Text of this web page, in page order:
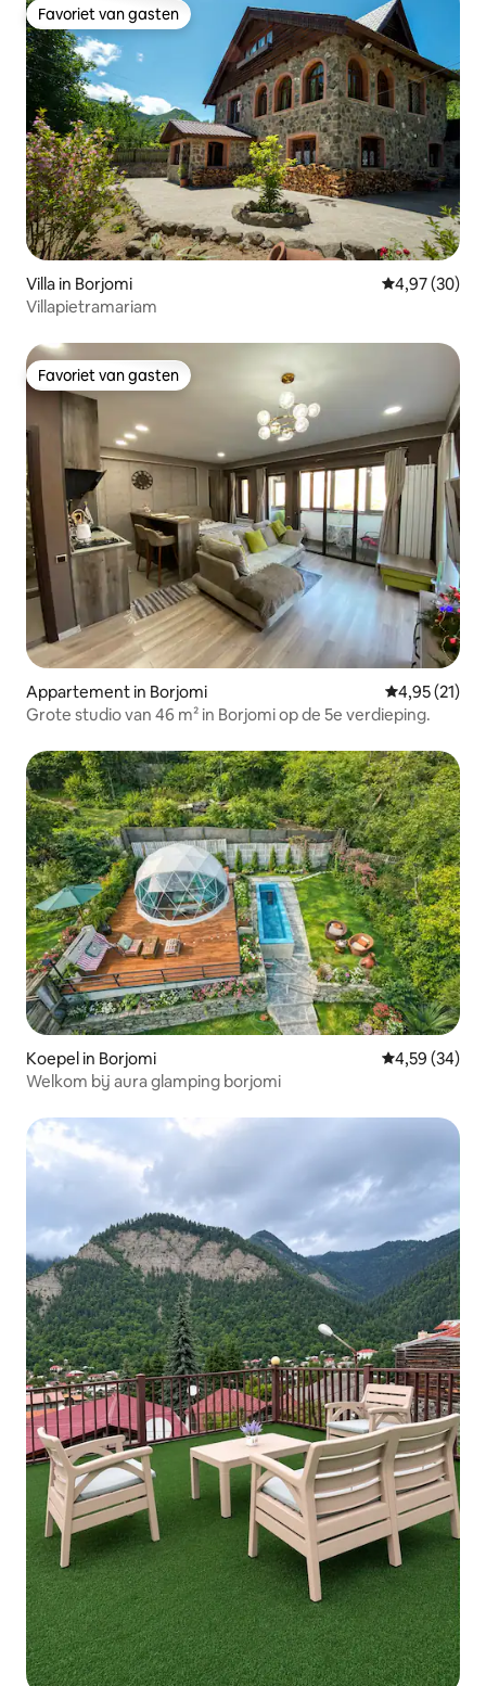
Favoriet van gasten
Favoriet van gasten
Villa in Borjomi Gemiddelde
4,97 (30)
Villapietramariam
Favoriet van gasten
Favoriet van gasten
Appartement in Borjomi Gemiddelde
4,95 (21)
Grote studio van 46 m² in Borjomi op de 5e verdieping.
Koepel in Borjomi Gemiddelde
4,59 (34)
Welkom bij aura glamping borjomi